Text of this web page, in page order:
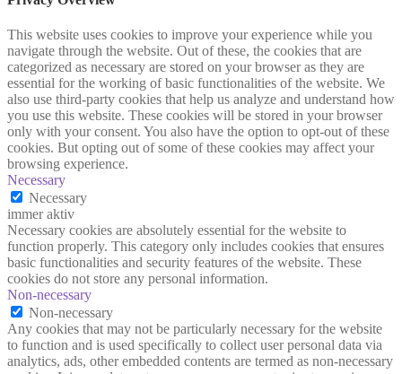
This website uses cookies to improve your experience while you
navigate through the website. Out of these, the cookies that are
categorized as necessary are stored on your browser as they are
essential for the working of basic functionalities of the website. We
also use third-party cookies that help us analyze and understand how
you use this website. These cookies will be stored in your browser
only with your consent. You also have the option to opt-out of these
cookies. But opting out of some of these cookies may affect your
browsing experience.
Necessary
Necessary
immer aktiv
Necessary cookies are absolutely essential for the website to
function properly. This category only includes cookies that ensures
basic functionalities and security features of the website. These
cookies do not store any personal information.
Non-necessary
Non-necessary
Any cookies that may not be particularly necessary for the website
to function and is used specifically to collect user personal data via
analytics, ads, other embedded contents are termed as non-necessary